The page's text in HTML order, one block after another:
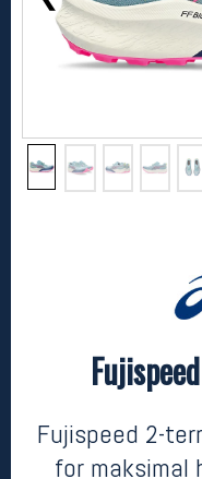
Fujispeed 2-
for maksimal